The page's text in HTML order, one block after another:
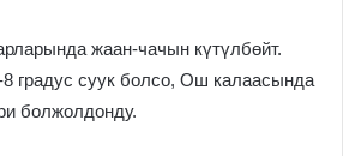
жаан-чачын күтүлбөйт.
градус суук болсо, Ош калаасында
болжолдонду.